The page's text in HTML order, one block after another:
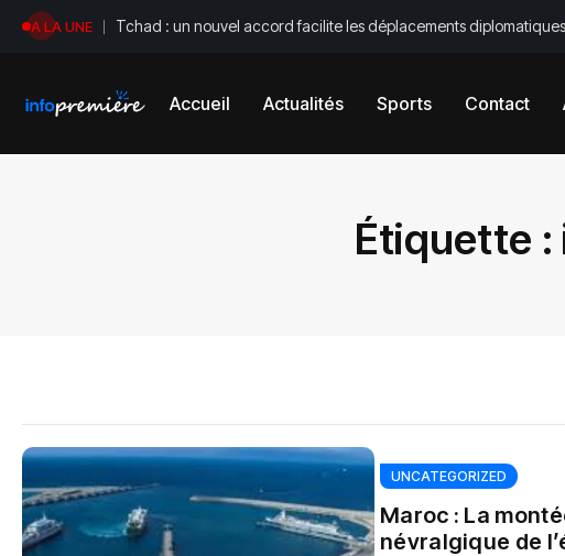
A LA UNE Tchad : un nouvel accord facilite les déplacements diplomatiques
Accueil Actualités Sports Contact
Étiquette :
UNCATEGORIZED
Maroc : La
névralgique de